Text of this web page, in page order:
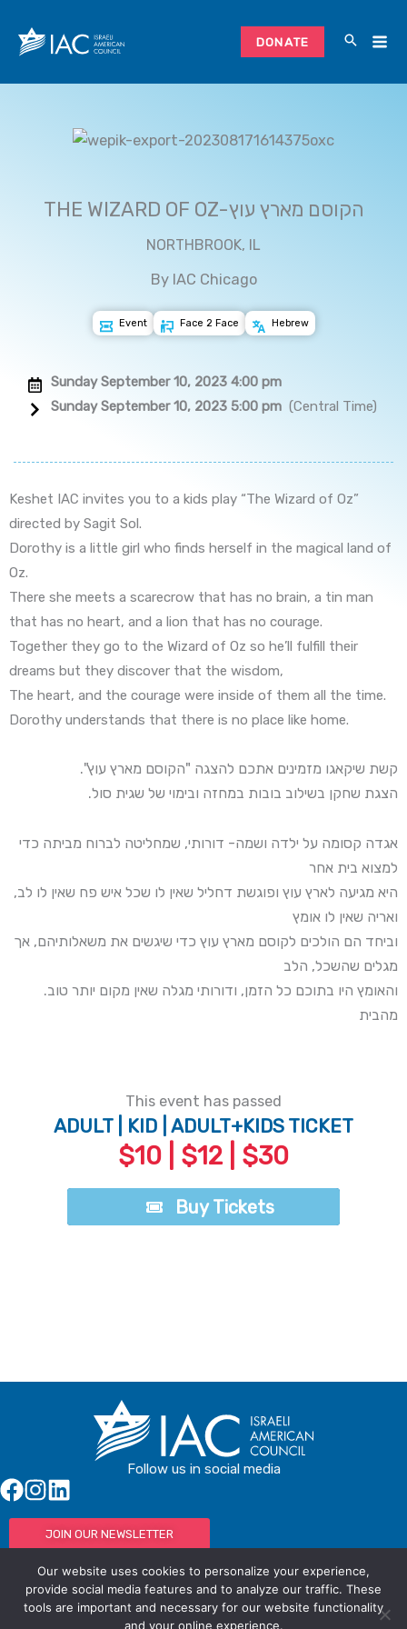
content
DONATE
THE WIZARD OF OZ-הקוסם מארץ עוץ
NORTHBROOK, IL
By IAC Chicago
Event Face 2 Face Hebrew
Sunday September 10, 2023 4:00 pm
Sunday September 10, 2023 5:00 pm (Central Time)
Keshet IAC invites you to a kids play “The Wizard of Oz”
directed by Sagit Sol.
Dorothy is a little girl who finds herself in the magical land of
Oz.
There she meets a scarecrow that has no brain, a tin man
that has no heart, and a lion that has no courage.
Together they go to the Wizard of Oz so he’ll fulfill their
dreams but they discover that the wisdom,
The heart, and the courage were inside of them all the time.
Dorothy understands that there is no place like home.
."קשת שיקאגו מזמינים אתכם להצגה "הקוסם מארץ עוץ
.הצגת שחקן בשילוב בובות במחזה ובימוי של שגית סול
אגדה קסומה על ילדה ושמה- דורותי, שמחליטה לברוח מביתה כדי
למצוא בית אחר
,היא מגיעה לארץ עוץ ופוגשת דחליל שאין לו שכל איש פח שאין לו לב
ואריה שאין לו אומץ
וביחד הם הולכים לקוסם מארץ עוץ כדי שיגשים את משאלותיהם, אך
מגלים שהשכל, הלב
.והאומץ היו בתוכם כל הזמן, ודורותי מגלה שאין מקום יותר טוב
מהבית
This event has passed
ADULT | KID | ADULT+KIDS TICKET
$10 | $12 | $30
Buy Tickets
Follow us in social media
JOIN OUR NEWSLETTER
© IAC - All rights ReservedPowered by Activated Digital
Our website uses cookies to personalize your experience,
provide social media features and to analyze our traffic. These
tools are important and necessary for our website functionality
and your online experience.